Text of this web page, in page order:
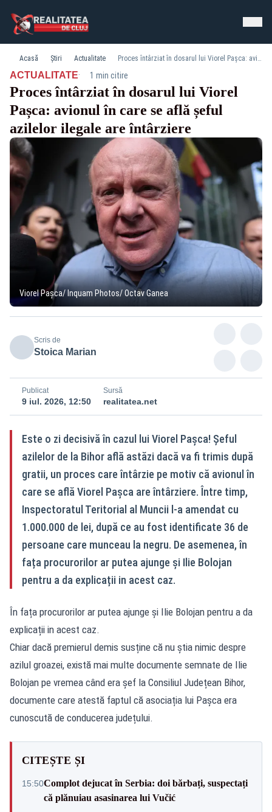
Acasă Știri Actualitate Proces întârziat în dosarul lui Viorel Pașca: avionul în care se află șeful azilelor ilegale are întârziere
ACTUALITATE· 1 min citire
Proces întârziat în dosarul lui Viorel
Pașca: avionul în care se află șeful
azilelor ilegale are întârziere
Viorel Pașca/ Inquam Photos/ Octav Ganea
Scris de
Stoica Marian
Publicat
9 iul. 2026, 12:50
Sursă
realitatea.net
Este o zi decisivă în cazul lui Viorel Pașca! Șeful
azilelor de la Bihor află astăzi dacă va fi trimis după
gratii, un proces care întârzie pe motiv că avionul în
care se află Viorel Pașca are întârziere. Între timp,
Inspectoratul Teritorial al Muncii l-a amendat cu
1.000.000 de lei, după ce au fost identificate 36 de
persoane care munceau la negru. De asemenea, în
fața procurorilor ar putea ajunge și Ilie Bolojan
pentru a da explicații in acest caz.
În fața procurorilor ar putea ajunge și Ilie Bolojan pentru a da
explicații in acest caz.
Chiar dacă premierul demis susține că nu știa nimic despre
azilul groazei, există mai multe documente semnate de Ilie
Bolojan pe vremea când era șef la Consiliul Județean Bihor,
documente care atestă faptul că asociația lui Pașca era
cunoscută de conducerea județului.
CITEȘTE ȘI
15:50Complot dejucat în Serbia: doi bărbați, suspectați
că plănuiau asasinarea lui Vučić